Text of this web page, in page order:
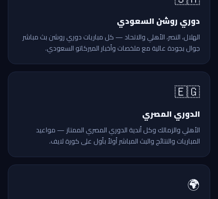
دوري روشن السعودي
الهلال، النصر، الأهلي والاتحاد — كل مباريات دوري روشن بث مباشر
جوال بجودة عالية مع ملخصات وأخبار الميركاتو السعودي.
🇪🇬
الدوري المصري
الأهلي والزمالك وكل أندية الدوري المصري الممتاز — مواعيد
المباريات والنتائج والبث المباشر أولاً بأول على كورة لايف.
🌍